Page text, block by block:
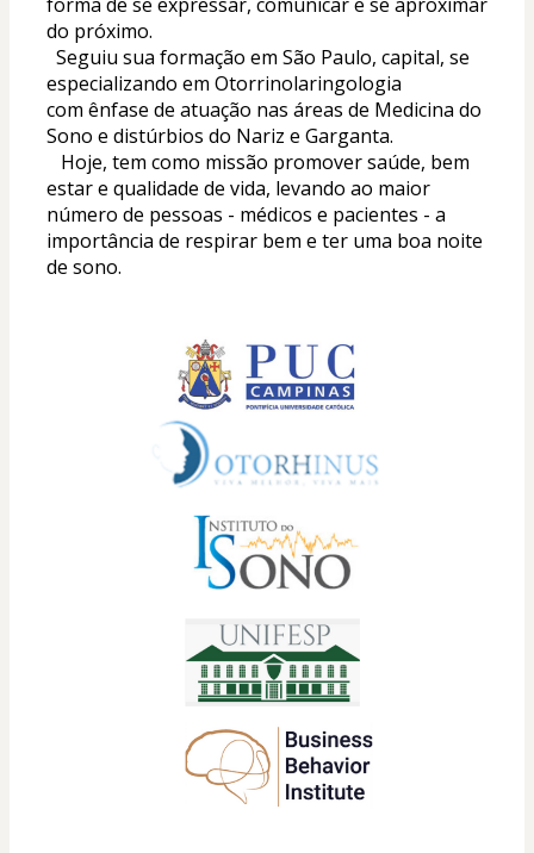
do próximo.
Seguiu sua formação em São Paulo, capital, se
especializando em Otorrinolaringologia
com ênfase de atuação nas áreas de Medicina do
Sono e distúrbios do Nariz e Garganta.
Hoje, tem como missão promover saúde, bem
estar e qualidade de vida, levando ao maior
número de pessoas - médicos e pacientes - a
importância de respirar bem e ter uma boa noite
de sono.